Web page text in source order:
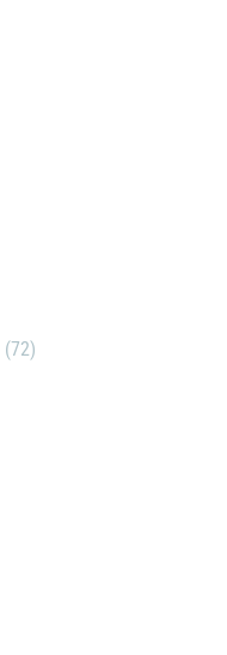
(72)